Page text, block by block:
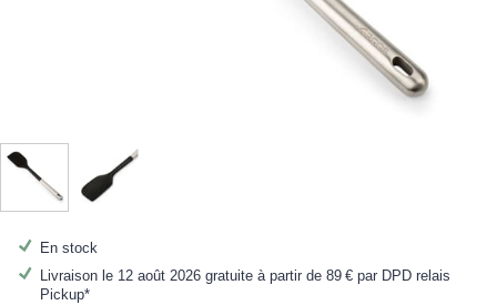
En stock
Livraison le 12 août 2026 gratuite à partir de 89 €par DPD relais
Pickup*